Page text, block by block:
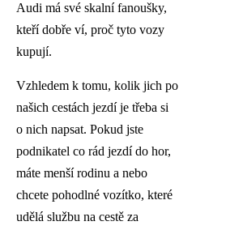
Audi má své skalní fanoušky,
kteří dobře ví, proč tyto vozy
kupují.
Vzhledem k tomu, kolik jich po
našich cestách jezdí je třeba si
o nich napsat. Pokud jste
podnikatel co rád jezdí do hor,
máte menší rodinu a nebo
chcete pohodlné vozítko, které
udělá službu na cestě za